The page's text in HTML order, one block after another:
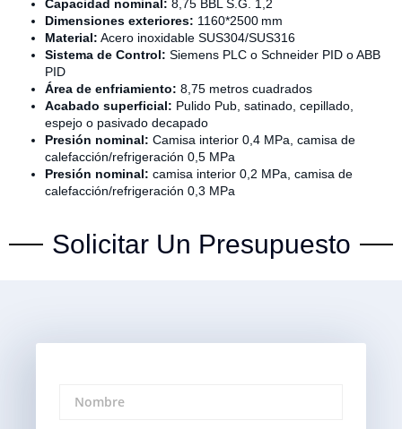
Capacidad nominal: 8,75 BBL S.G. 1,2
Dimensiones exteriores: 1160*2500 mm
Material: Acero inoxidable SUS304/SUS316
Sistema de Control: Siemens PLC o Schneider PID o ABB
PID
Área de enfriamiento: 8,75 metros cuadrados
Acabado superficial: Pulido Pub, satinado, cepillado,
espejo o pasivado decapado
Presión nominal: Camisa interior 0,4 MPa, camisa de
calefacción/refrigeración 0,5 MPa
Presión nominal: camisa interior 0,2 MPa, camisa de
calefacción/refrigeración 0,3 MPa
Solicitar Un Presupuesto